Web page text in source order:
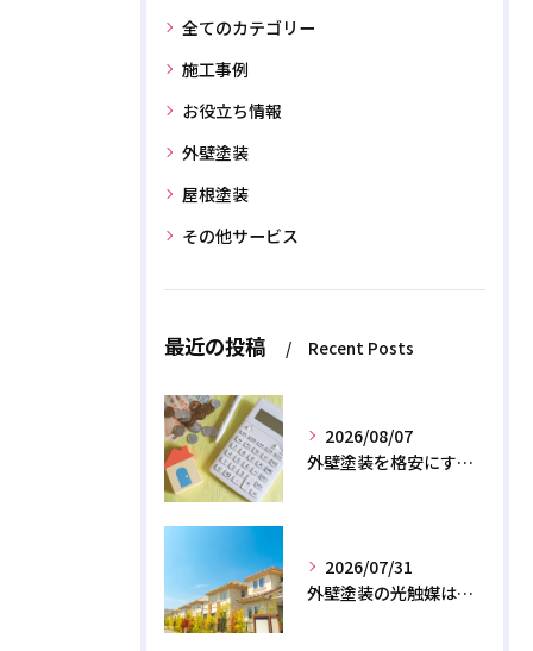
全てのカテゴリー
施工事例
お役立ち情報
外壁塗装
屋根塗装
その他サービス
最近の投稿 Recent Posts
2026/08/07
外壁塗装を格安にする裏ワザ！専門店に直接頼むと数十万浮く？
2026/07/31
外壁塗装の光触媒は効果なし？デメリットと2026年のリアル